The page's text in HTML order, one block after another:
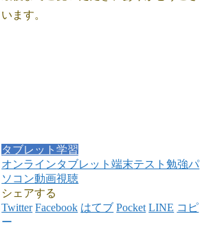
います。
タブレット学習
オンラインタブレット端末テスト勉強パ
ソコン動画視聴
シェアする
Twitter Facebook はてブ Pocket LINE コピ
ー